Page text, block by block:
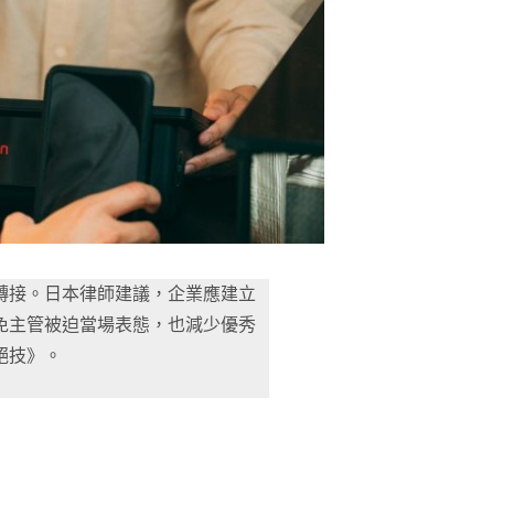
。日本律師建議，企業應建立
主管被迫當場表態，也減少優秀
技》。